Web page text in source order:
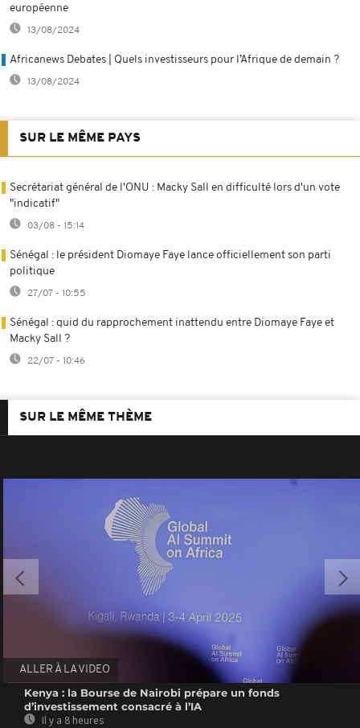
européenne
13/08/2024
Africanews Debates | Quels investisseurs pour l’Afrique de demain ?
13/08/2024
SUR LE MÊME PAYS
Secrétariat général de l'ONU : Macky Sall en difficulté lors d'un vote
"indicatif"
03/08 - 15:14
Sénégal : le président Diomaye Faye lance officiellement son parti
politique
27/07 - 10:55
Sénégal : quid du rapprochement inattendu entre Diomaye Faye et
Macky Sall ?
22/07 - 10:46
SUR LE MÊME THÈME
ALLER À LA VIDEO
Kenya : la Bourse de Nairobi prépare un fonds
d’investissement consacré à l’IA
Il y a 8 heures